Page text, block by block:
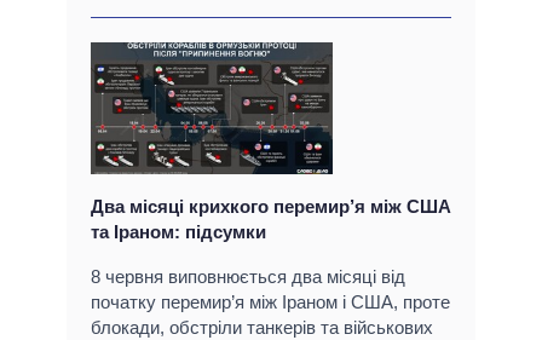
Два місяці крихкого перемир’я між США
та Іраном: підсумки
8 червня виповнюється два місяці від
початку перемир’я між Іраном і США, проте
блокади, обстріли танкерів та військових